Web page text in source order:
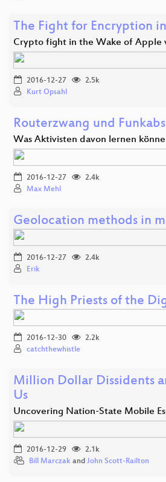
The Fight for Encryption
Crypto fight in the Wake of Apple
2016-12-27
2.5k
Kurt Opsahl
Routerzwang und
Was Aktivisten davon lernen
2016-12-27
2.4k
Max Mehl
Geolocation methods in
2016-12-27
2.4k
Erik
The High Priests of the
2016-12-30
2.2k
catchthewhistle
Million Dollar Dissidents
Us
Uncovering Nation-State Mobile
2016-12-29
2.1k
Bill Marczak and John Scott-Railton